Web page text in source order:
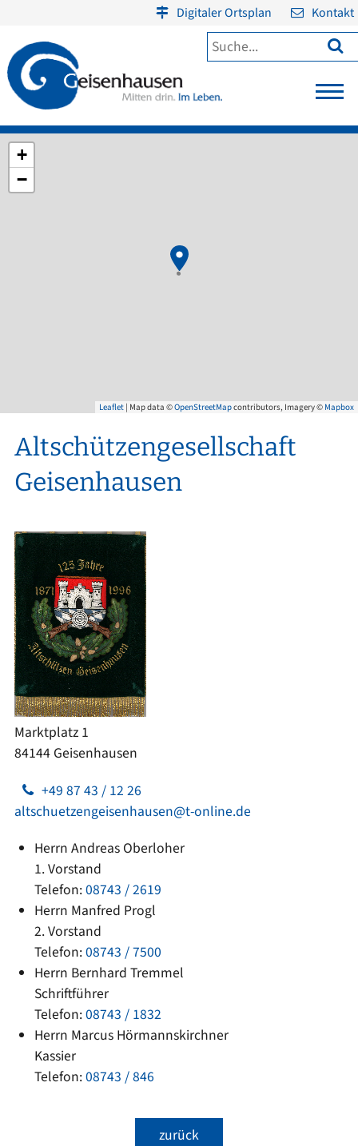
Digitaler Ortsplan Kontakt

+
−
Leaflet | Map data ©OpenStreetMapcontributors, Imagery © Mapbox
Altschützengesellschaft
Geisenhausen
Marktplatz 1
84144 Geisenhausen
+49 87 43 / 12 26
altschuetzengeisenhausen@t-online.de
Herrn Andreas Oberloher
1. Vorstand
Telefon:08743 / 2619
Herrn Manfred Progl
2. Vorstand
Telefon:08743 / 7500
Herrn Bernhard Tremmel
Schriftführer
Telefon:08743 / 1832
Herrn Marcus Hörmannskirchner
Kassier
Telefon:08743 / 846
zurück